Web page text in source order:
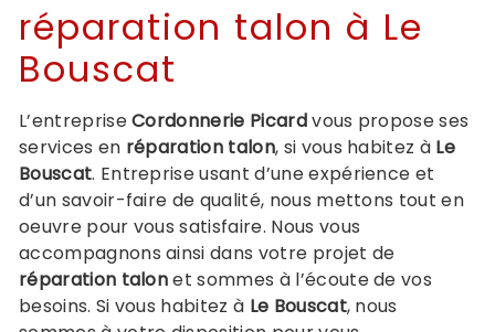
réparation talon à Le
Bouscat
L’entrepriseCordonnerie Picardvous propose ses
services en réparation talon, si vous habitez à Le
Bouscat. Entreprise usant d’une expérience et
d’un savoir-faire de qualité, nous mettons tout en
oeuvre pour vous satisfaire. Nous vous
accompagnons ainsi dans votre projet de
réparation talonet sommes à l’écoute de vos
besoins. Si vous habitez à Le Bouscat, nous